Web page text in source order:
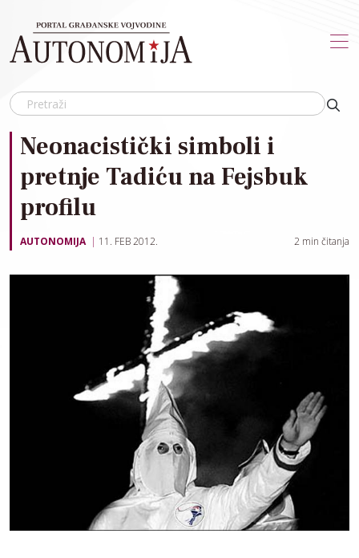
Neonacistički simboli i
pretnje Tadiću na Fejsbuk
profilu
AUTONOMIJA 11. FEB 2012. 2 min čitanja